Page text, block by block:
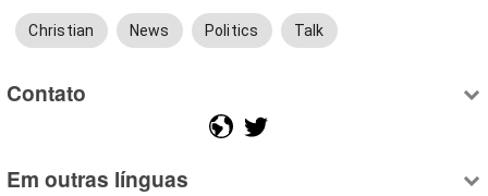
Christian News Politics Talk
Contato
Em outras línguas